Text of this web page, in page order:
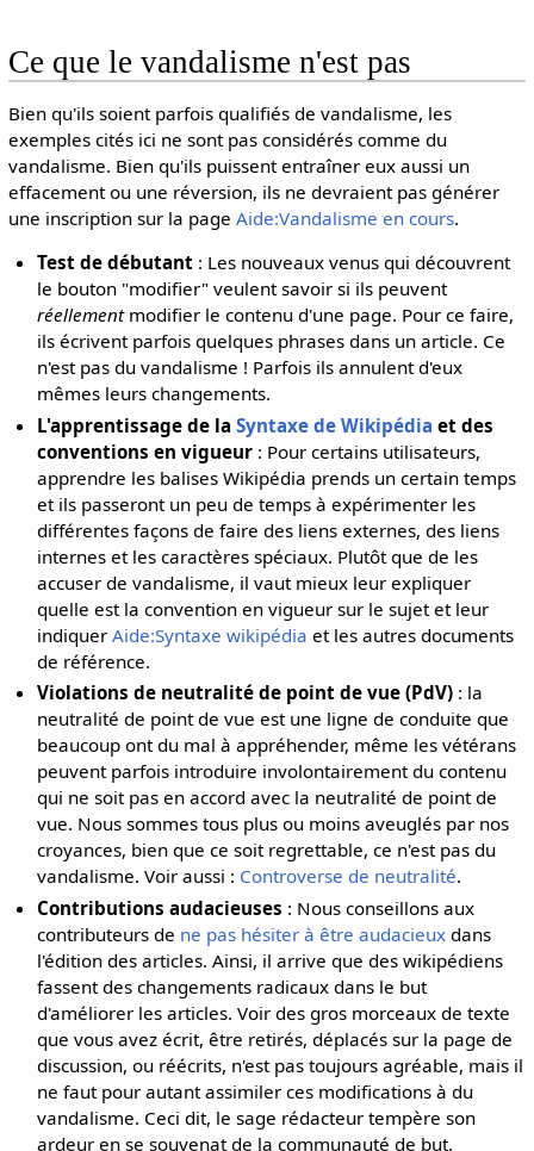
Ce que le vandalisme n'est pas
Bien qu'ils soient parfois qualifiés de vandalisme, les
exemples cités ici ne sont pas considérés comme du
vandalisme. Bien qu'ils puissent entraîner eux aussi un
effacement ou une réversion, ils ne devraient pas générer
une inscription sur la page Aide:Vandalisme en cours.
Test de débutant : Les nouveaux venus qui découvrent
le bouton "modifier" veulent savoir si ils peuvent
réellementmodifier le contenu d'une page. Pour ce faire,
ils écrivent parfois quelques phrases dans un article. Ce
n'est pas du vandalisme ! Parfois ils annulent d'eux
mêmes leurs changements.
L'apprentissage de laSyntaxe de Wikipédia et des
conventions en vigueur : Pour certains utilisateurs,
apprendre les balises Wikipédia prends un certain temps
et ils passeront un peu de temps à expérimenter les
différentes façons de faire des liens externes, des liens
internes et les caractères spéciaux. Plutôt que de les
accuser de vandalisme, il vaut mieux leur expliquer
quelle est la convention en vigueur sur le sujet et leur
indiquerAide:Syntaxe wikipédia et les autres documents
de référence.
Violations de neutralité de point de vue (PdV) : la
neutralité de point de vue est une ligne de conduite que
beaucoup ont du mal à appréhender, même les vétérans
peuvent parfois introduire involontairement du contenu
qui ne soit pas en accord avec la neutralité de point de
vue. Nous sommes tous plus ou moins aveuglés par nos
croyances, bien que ce soit regrettable, ce n'est pas du
vandalisme. Voir aussi : Controverse de neutralité.
Contributions audacieuses : Nous conseillons aux
contributeurs de ne pas hésiter à être audacieux dans
l'édition des articles. Ainsi, il arrive que des wikipédiens
fassent des changements radicaux dans le but
d'améliorer les articles. Voir des gros morceaux de texte
que vous avez écrit, être retirés, déplacés sur la page de
discussion, ou réécrits, n'est pas toujours agréable, mais il
ne faut pour autant assimiler ces modifications à du
vandalisme. Ceci dit, le sage rédacteur tempère son
ardeur en se souvenat de la communauté de but.